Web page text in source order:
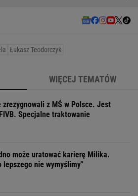
Łukasz Teodorczyk
WIĘCEJ TEMATÓW
zrezygnowali z MŚ w Polsce. Jest
Specjalne traktowanie
może uratować karierę Milika.
lepszego nie wymyślimy"